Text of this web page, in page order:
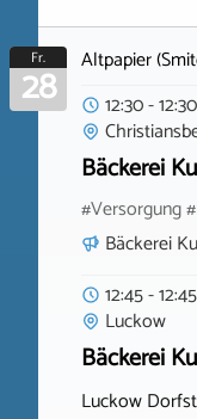
Fr.
28
Altpapier
12:30 -
Bäckerei
#Versorgung
Bäckerei
12:45 -
Luckow
Bäckerei
Luckow